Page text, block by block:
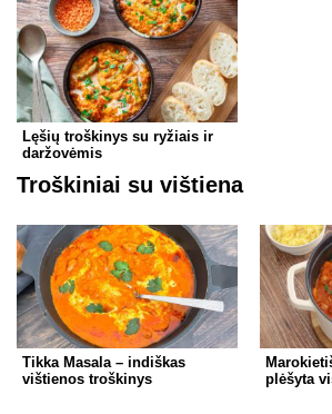
Lęšių troškinys su ryžiais ir
daržovėmis
Troškiniai su vištiena
Tikka Masala – indiškas
vištienos troškinys
plėšyta